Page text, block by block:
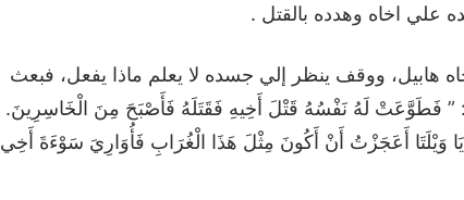
علي اخاه وهدده بالقتل .
هابيل، ووقف ينظر إلي جسده لا يعلم ماذا يفعل، فبعث
” فَطَوَّعَتْ لَهُ نَفْسُهُ قَتْلَ أَخِيهِ فَقَتَلَهُ فَأَصْبَحَ مِنَ الْخَاسِرِينَ.
وَيْلَتَا أَعَجَزْتُ أَنْ أَكُونَ مِثْلَ هَذَا الْغُرَابِ فَأُوَارِيَ سَوْءَةَ أَخِي